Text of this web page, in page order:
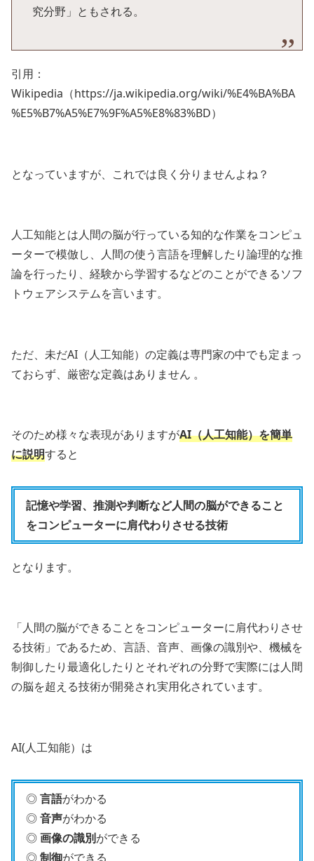
究分野」ともされる。
引用：
Wikipedia（https://ja.wikipedia.org/wiki/%E4%BA%BA
%E5%B7%A5%E7%9F%A5%E8%83%BD）
となっていますが、これでは良く分りませんよね？
人工知能とは人間の脳が行っている知的な作業をコンピュ
ーターで模倣し、人間の使う言語を理解したり論理的な推
論を行ったり、経験から学習するなどのことができるソフ
トウェアシステムを言います。
ただ、未だAI（人工知能）の定義は専門家の中でも定まっ
ておらず、厳密な定義はありません 。
そのため様々な表現がありますがAI（人工知能）を簡単
に説明すると
記憶や学習、推測や判断など人間の脳ができること
をコンピューターに肩代わりさせる技術
となります。
「人間の脳ができることをコンピューターに肩代わりさせ
る技術」であるため、言語、音声、画像の識別や、機械を
制御したり最適化したりとそれぞれの分野で実際には人間
の脳を超える技術が開発され実用化されています。
AI(人工知能）は
◎言語がわかる
◎音声がわかる
◎画像の識別ができる
◎制御ができる